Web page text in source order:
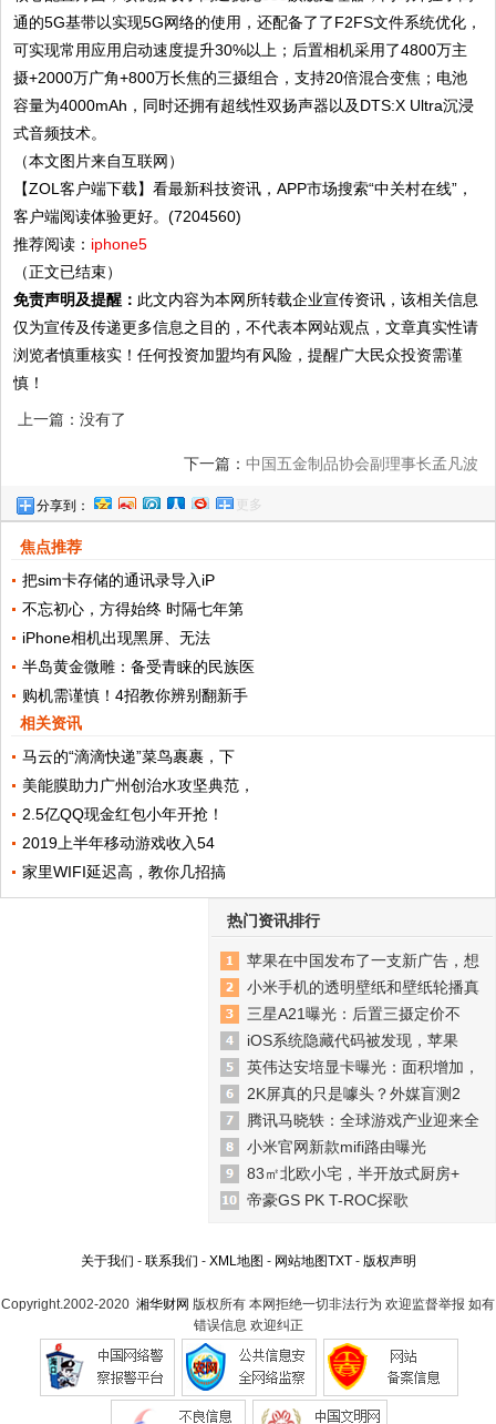
通的5G基带以实现5G网络的使用，还配备了了F2FS文件系统优化，
可实现常用应用启动速度提升30%以上；后置相机采用了4800万主
摄+2000万广角+800万长焦的三摄组合，支持20倍混合变焦；电池
容量为4000mAh，同时还拥有超线性双扬声器以及DTS:X Ultra沉浸
式音频技术。
（本文图片来自互联网）
【ZOL客户端下载】看最新科技资讯，APP市场搜索“中关村在线”，
客户端阅读体验更好。(7204560)
推荐阅读： iphone5
（正文已结束）
免责声明及提醒： 此文内容为本网所转载企业宣传资讯，该相关信息
仅为宣传及传递更多信息之目的，不代表本网站观点，文章真实性请
浏览者慎重核实！任何投资加盟均有风险，提醒广大民众投资需谨
慎！
上一篇：没有了
下一篇： 中国五金制品协会副理事长孟凡波
分享到： 更多
焦点推荐
把sim卡存储的通讯录导入iP
不忘初心，方得始终 时隔七年第
iPhone相机出现黑屏、无法
半岛黄金微雕：备受青睐的民族医
购机需谨慎！4招教你辨别翻新手
相关资讯
马云的“滴滴快递”菜鸟裹裹，下
美能膜助力广州创治水攻坚典范，
2.5亿QQ现金红包小年开抢！
2019上半年移动游戏收入54
家里WIFI延迟高，教你几招搞
热门资讯排行
苹果在中国发布了一支新广告，想
小米手机的透明壁纸和壁纸轮播真
三星A21曝光：后置三摄定价不
iOS系统隐藏代码被发现，苹果
英伟达安培显卡曝光：面积增加，
2K屏真的只是噱头？外媒盲测2
腾讯马晓轶：全球游戏产业迎来全
小米官网新款mifi路由曝光
83㎡北欧小宅，半开放式厨房+
帝豪GS PK T-ROC探歌
关于我们 - 联系我们 - XML地图 - 网站地图TXT- 版权声明
Copyright.2002-2020 湘华财网 版权所有 本网拒绝一切非法行为 欢迎监督举报 如有
错误信息 欢迎纠正